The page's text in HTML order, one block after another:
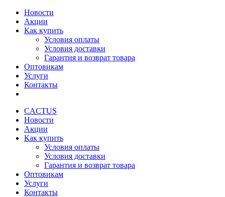
Новости
Акции
Как купить
Условия оплаты
Условия доставки
Гарантия и возврат товара
Оптовикам
Услуги
Контакты
CACTUS
Новости
Акции
Как купить
Условия оплаты
Условия доставки
Гарантия и возврат товара
Оптовикам
Услуги
Контакты